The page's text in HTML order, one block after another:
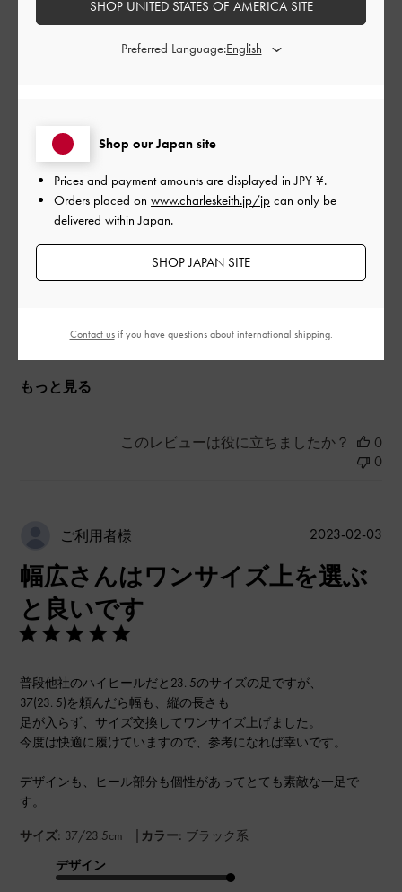
ご利用者様
予想以上にかわいかった！
程よく変わったおしゃれなデザインなのに、色んなコーデに合
わせやすいところが気に入りました。
サイズ: 37/23.5cm |カラー: ホワイト系
デザイン
とてもよかった
とてもよかった
もっと見る
2023-03-17
このレビューは役に立ちましたか？
0
0
ご利用者様
幅広さんはワンサイズ上を選ぶ
と良いです
普段他社のハイヒールだと23. 5のサイズの足ですが、
37(23. 5)を頼んだら幅も、縦の長さも
足が入らず、サイズ交換してワンサイズ上げました。
今度は快適に履けていますので、参考になれば幸いです。
デザインも、ヒール部分も個性があってとても素敵な一足で
す。
サイズ: 37/23.5cm | カラー: ブラック系
デザイン
公
2023-02-03
Shop our Japan site
Prices and payment amounts are displayed inJPY ¥.
Orders placed on www.charleskeith.jp/jp can only be
delivered within Japan.
SHOP JAPAN SITE
SHOP UNITED STATES OF AMERICA SITE
Preferred Language:
Contact usif you have questions about international shipping.